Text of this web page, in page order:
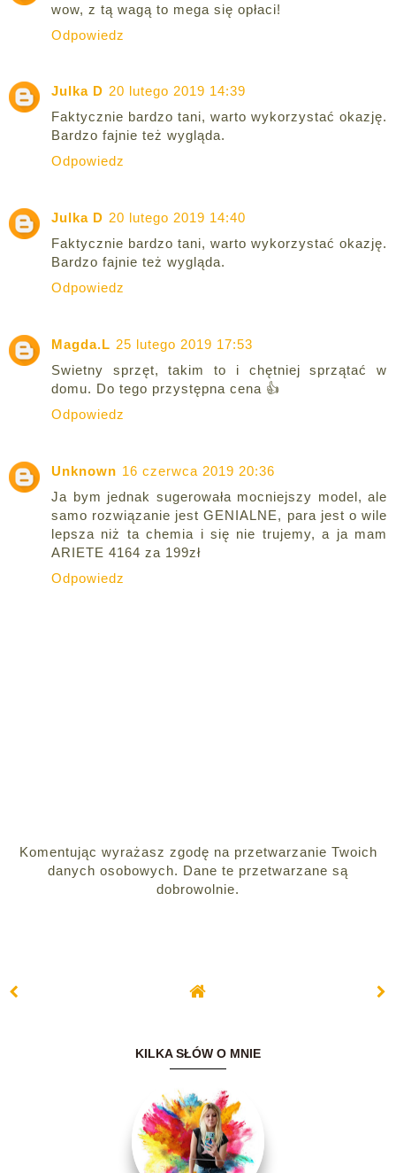
wow, z tą wagą to mega się opłaci!
Odpowiedz
Julka D 20 lutego 2019 14:39
Faktycznie bardzo tani, warto wykorzystać okazję.
Bardzo fajnie też wygląda.
Odpowiedz
Julka D 20 lutego 2019 14:40
Faktycznie bardzo tani, warto wykorzystać okazję.
Bardzo fajnie też wygląda.
Odpowiedz
Magda.L 25 lutego 2019 17:53
Swietny sprzęt, takim to i chętniej sprzątać w
domu. Do tego przystępna cena 👍
Odpowiedz
Unknown 16 czerwca 2019 20:36
Ja bym jednak sugerowała mocniejszy model, ale
samo rozwiązanie jest GENIALNE, para jest o wile
lepsza niż ta chemia i się nie trujemy, a ja mam
ARIETE 4164 za 199zł
Odpowiedz
Komentując wyrażasz zgodę na przetwarzanie Twoich
danych osobowych. Dane te przetwarzane są
dobrowolnie.
KILKA SŁÓW O MNIE